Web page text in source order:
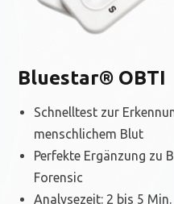
Bluestar® OBTI
Schnelltest zur
menschlichem Blut
Perfekte Ergänzung zu
Forensic
Analysezeit: 2 bis 5 Min.